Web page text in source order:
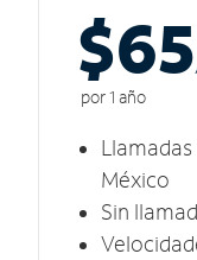
$65
por 1 año
México
Sin